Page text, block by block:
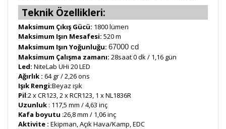
Teknik Özellikleri:
Maksimum Çıkış Gücü: 1800 lümen
Maksimum Işın Mesafesi: 520 m
Maksimum Işın Yoğunluğu: 67000 cd
Maksimum Çalışma zamanı: 28saat 0 dk / 1,16 gün
Led: NiteLab UHi 20 LED
Ağırlık : 64 gr / 2,26 ons
Işık Rengi:Beyaz ışık
Pil:2 x CR123, 2 x RCR123, 1 x NL1836R
Uzunluk : 117,5 mm / 4,63 inç
Kafa boyutu :26,8 mm / 1,06 inç
Aktivite : Ekipman, Açık Hava/Kamp, EDC